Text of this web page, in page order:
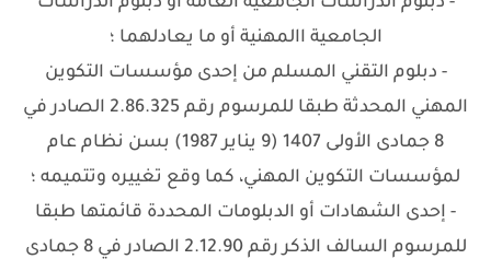
الجامعية االمهنية أو ما يعادلهما ؛
- دبلوم التقني المسلم من إحدى مؤسسات التكوين
المهني المحدثة طبقا للمرسوم رقم 2.86.325 الصادر في
8 جمادى الأولى 1407 (9 يناير 1987) بسن نظام عام
لمؤسسات التكوين المهني، كما وقع تغييره وتتميمه ؛
- إحدى الشهادات أو الدبلومات المحددة قائمتها طبقا
للمرسوم السالف الذكر رقم 2.12.90 الصادر في 8 جمادى